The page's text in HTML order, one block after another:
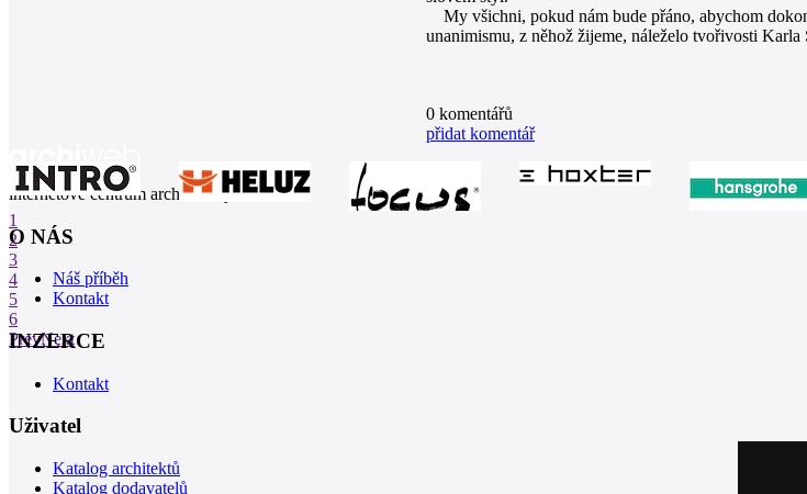
My všichni, pokud nám bude přáno, abychom
unanimismu, z něhož žijeme, náleželo tvořivosti Karla
0 komentářů
přidat komentář
1
2
3
4
5
6
PrevNext
internetové centrum architektury
O NÁS
Náš příběh
Kontakt
INZERCE
Kontakt
Uživatel
Katalog architektů
Katalog dodavatelů